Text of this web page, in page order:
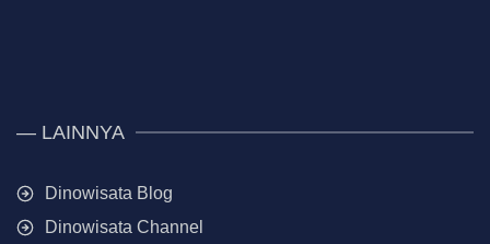
— LAINNYA
Dinowisata Blog
Dinowisata Channel